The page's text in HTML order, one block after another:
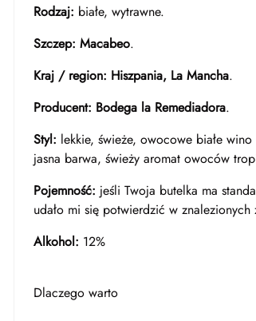
Rodzaj: białe, wytrawne.
Szczep: Macabeo.
Kraj / region: Hiszpania, La Mancha.
Producent: Bodega la Remediadora.
Styl: lekkie, świeże, owocowe białe
jasna barwa, świeży aromat owoców
Pojemność: jeśli Twoja butelka ma
udało mi się potwierdzić w
Alkohol: 12%
Dlaczego warto